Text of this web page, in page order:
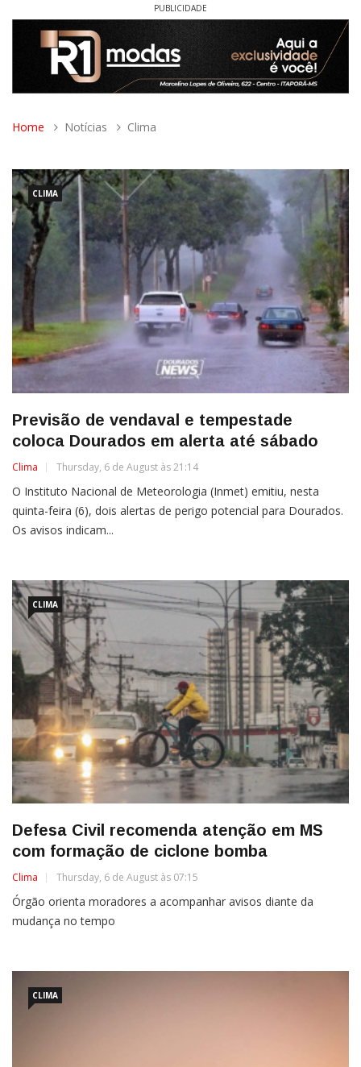
PUBLICIDADE
Home Notícias Clima
CLIMA
Previsão de vendaval e tempestade
coloca Dourados em alerta até sábado
Clima Thursday, 6 de August às 21:14
O Instituto Nacional de Meteorologia (Inmet) emitiu, nesta
quinta-feira (6), dois alertas de perigo potencial para Dourados.
Os avisos indicam...
CLIMA
Defesa Civil recomenda atenção em MS
com formação de ciclone bomba
Clima Thursday, 6 de August às 07:15
Órgão orienta moradores a acompanhar avisos diante da
mudança no tempo
CLIMA